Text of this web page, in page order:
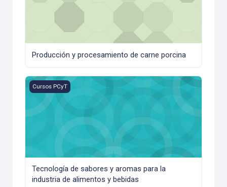
Producción y procesamiento de carne porcina
Tecnología de sabores y aromas para la industria de
Cursos PCyT
Tecnología de sabores y aromas para la
industria de alimentos y bebidas